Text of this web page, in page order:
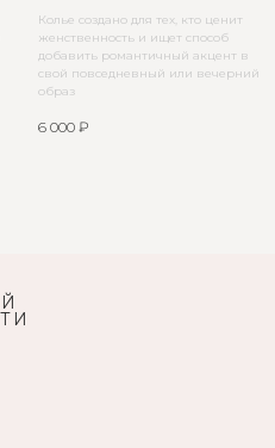
Колье создано для тех, кто ценит
женственность и ищет способ
добавить романтичный акцент в
свой повседневный или вечерний
образ
6 000 ₽